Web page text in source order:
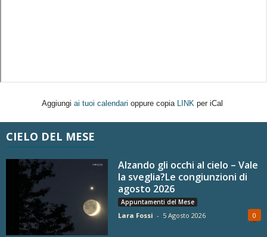
Aggiungi ai tuoi calendari oppure copia LINK per iCal
CIELO DEL MESE
Alzando gli occhi al cielo – Vale
la sveglia?Le congiunzioni di
agosto 2026
Appuntamenti del Mese
Lara Fossi - 5 Agosto 2026 0